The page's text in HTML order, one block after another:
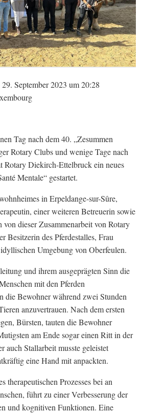
4
September 2023 um 20:28
Tag nach dem 40. „Zesummen
Rotary Clubs und wenige Tage nach
Rotary Diekirch-Ettelbruck ein neues
Mentale“ gestartet.
in Erpeldange-sur-Sûre,
einer weiteren Betreuerin sowie
dieser Zusammenarbeit von Rotary
Besitzerin des Pferdestalles, Frau
Umgebung von Oberfeulen.
und ihrem ausgeprägten Sinn die
mit den Pferden
die Bewohner während zwei Stunden
anzuvertrauen. Nach dem ersten
Bürsten, tauten die Bewohner
am Ende sogar einen Ritt in der
auch Stallarbeit musste geleistet
eine Hand mit anpackten.
therapeutischen Prozesses bei an
führt zu einer Verbesserung der
und kognitiven Funktionen. Eine